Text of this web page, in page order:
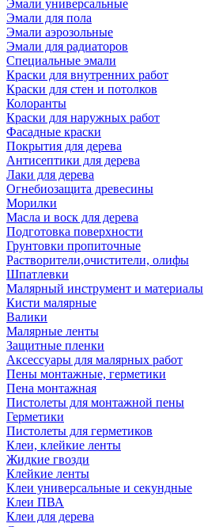
Эмали универсальные
Эмали для пола
Эмали аэрозольные
Эмали для радиаторов
Специальные эмали
Краски для внутренних работ
Краски для стен и потолков
Колоранты
Краски для наружных работ
Фасадные краски
Покрытия для дерева
Антисептики для дерева
Лаки для дерева
Огнебиозащита древесины
Морилки
Масла и воск для дерева
Подготовка поверхности
Грунтовки пропиточные
Растворители,очистители, олифы
Шпатлевки
Малярный инструмент и материалы
Кисти малярные
Валики
Малярные ленты
Защитные пленки
Аксессуары для малярных работ
Пены монтажные, герметики
Пена монтажная
Пистолеты для монтажной пены
Герметики
Пистолеты для герметиков
Клеи, клейкие ленты
Жидкие гвозди
Клейкие ленты
Клеи универсальные и секундные
Клеи ПВА
Клеи для дерева